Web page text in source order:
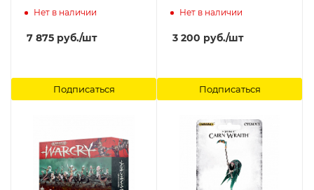
Кровавых Клинков (Start
Bloodbound Goreblade
Warband) Games
Нет в наличии
7 875 руб./шт
Подписаться
Малкориjн Лорд
Soulblight Gravelords
Anasta Malkorion
Нет в наличии
3 200 руб./шт
Подписаться